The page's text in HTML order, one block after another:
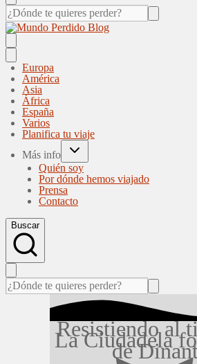
Europa
América
Asia
África
España
Varios
Planifica tu viaje
Más info
Quién soy
Por dónde hemos viajado
Prensa
Contacto
Buscar
Resistiendo al
La Ciudadela
de